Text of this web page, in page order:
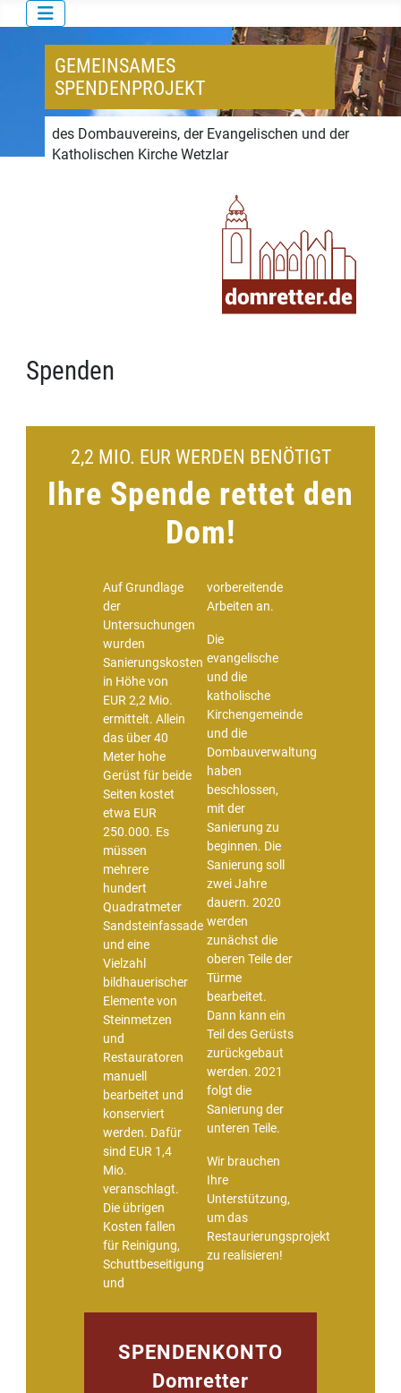
GEMEINSAMES
SPENDENPROJEKT
des Dombauvereins, der Evangelischen und der
Katholischen Kirche Wetzlar
Spenden
2,2 MIO. EUR WERDEN BENÖTIGT
Ihre Spende rettet den
Dom!
Auf Grundlage
der
Untersuchungen
wurden
Sanierungskosten
in Höhe von
EUR 2,2 Mio.
ermittelt. Allein
das über 40
Meter hohe
Gerüst für beide
Seiten kostet
etwa EUR
250.000. Es
müssen
mehrere
hundert
Quadratmeter
Sandsteinfassade
und eine
Vielzahl
bildhauerischer
Elemente von
Steinmetzen
und
Restauratoren
manuell
bearbeitet und
konserviert
werden. Dafür
sind EUR 1,4
Mio.
veranschlagt.
Die übrigen
Kosten fallen
für Reinigung,
Schuttbeseitigung
und
vorbereitende
Arbeiten an.
Die
evangelische
und die
katholische
Kirchengemeinde
und die
Dombauverwaltung
haben
beschlossen,
mit der
Sanierung zu
beginnen. Die
Sanierung soll
zwei Jahre
dauern. 2020
werden
zunächst die
oberen Teile der
Türme
bearbeitet.
Dann kann ein
Teil des Gerüsts
zurückgebaut
werden. 2021
folgt die
Sanierung der
unteren Teile.
Wir brauchen
Ihre
Unterstützung,
um das
Restaurierungsprojekt
zu realisieren!
SPENDENKONTO
Domretter